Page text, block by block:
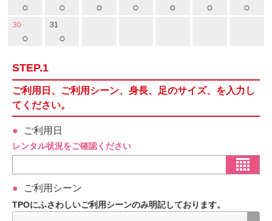
○ ○ ○ ○ ○ ○ ○
30
○
31
○
STEP.1
ご利用日、ご利用シーン、身長、足のサイズ、を入力し
てください。
ご利用日
レンタル状況をご確認ください
ご利用シーン
TPOにふさわしいご利用シーンのみ明記しております。